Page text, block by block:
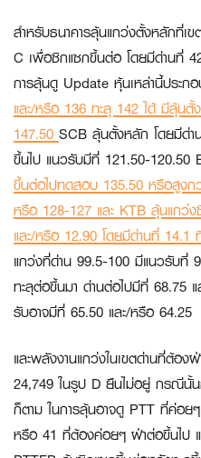
สำหรับธนาคารลุ้นแกว่งตั้งหลักที่เ
C เพื่อซิกแซกขึ้นต่อ โดยมีด่านที่
การลุ้นดู Update หุ้นเหล่านี้ประก
และ/หรือ 136 ทะลุ 142 ได้ มีลุ้น
147.50 SCB ลุ้นตั้งหลัก โดยมีด่
ขึ้นไป แนวรับมีที่ 121.50-120.50
ขึ้นต่อไปทดสอบ 135.50 หรือสูงก
หรือ 128-127 และ KTB ลุ้นแกว่
และ/หรือ 12.90 โดยมีด่านที่ 14.1
แกว่งที่ด่าน 99.5-100 มีแนวรับที่
ทะลุต่อขึ้นมา ด่านต่อไปมีที่ 68.75
รับอาจมีที่ 65.50 และ/หรือ 64.25
และพลังงานแกว่งในเขตด่านที่ต้อ
24,749 ในรูป D ยืนไม่อยู่ กรณีนั้น
ก็ตาม ในการลุ้นอาจดู PTT ที่ค่อย
หรือ 41 ที่ต้องค่อยๆ ฝ่าต่อขึ้นไป